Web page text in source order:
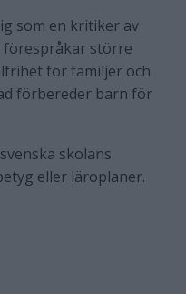
som en kritiker av
förespråkar större
för familjer och
förbereder barn för
skolans
eller läroplaner.